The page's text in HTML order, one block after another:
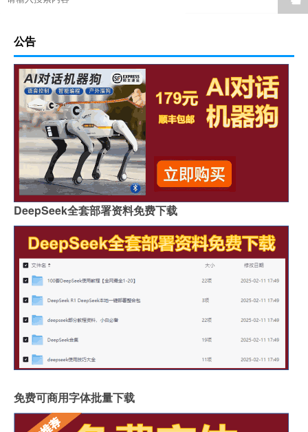
公告
DeepSeek全套部署资料免费下载
免费可商用字体批量下载